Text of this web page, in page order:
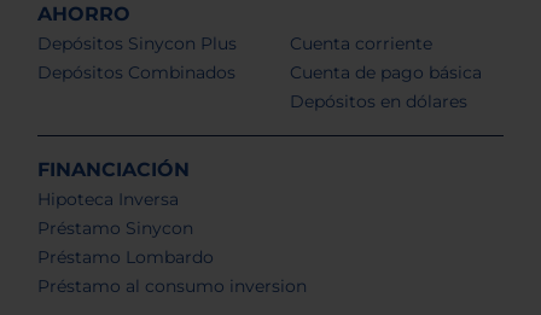
AHORRO
Depósitos Sinycon Plus
Depósitos Combinados
Cuenta corriente
Cuenta de pago básica
Depósitos en dólares
FINANCIACIÓN
Hipoteca Inversa
Préstamo Sinycon
Préstamo Lombardo
Préstamo al consumo inversion